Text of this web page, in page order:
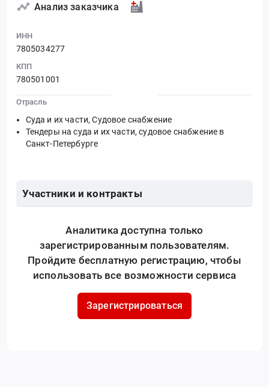
Анализ заказчика
ИНН
7805034277
КПП
780501001
Отрасль
Суда и их части, Судовое снабжение
Тендеры на суда и их части, судовое снабжение в
Санкт-Петербурге
Участники и контракты
Аналитика доступна только
зарегистрированным пользователям.
Пройдите бесплатную регистрацию, чтобы
использовать все возможности сервиса
Зарегистрироваться